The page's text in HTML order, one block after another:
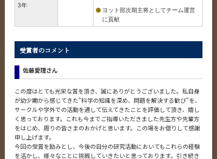
3年
ヨット部次期主将としてチーム運営
に貢献
受賞者のコメント
佐藤愛理さん
この度はとても光栄な賞を頂き、誠にありがとうございました。私自身
が幼少期から感じてきた"科学の知識を深め、問題を解決する歓び"を、
サークルや学外での活動を通して伝えてきたことを評価して頂き、嬉し
く思っております。これも今までご指導いただきました先生方や先輩方
をはじめ、周りの皆さまのおかげと思います。この場をお借りして感謝
申し上げます。
今回の受賞を励みとし、今後の自分の研究活動においてもこれらの経験
を活かし、様々なことに挑戦していきたいと思っております。引き続き